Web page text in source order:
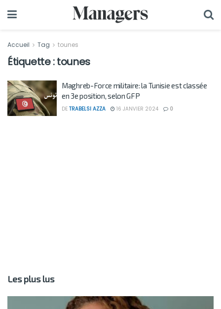
Accueil Tag tounes
Étiquette :tounes
Maghreb-Force militaire: la Tunisie est classée
en 3e position, selon GFP
DE TRABELSI AZZA 16 JANVIER 2024 0
Les plus lus